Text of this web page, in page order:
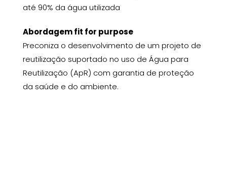
até 90% da água utilizada
Abordagem fit for purpose
Preconiza o desenvolvimento de um projeto de
reutilização suportado no uso de Água para
Reutilização (ApR) com garantia de proteção
da saúde e do ambiente.